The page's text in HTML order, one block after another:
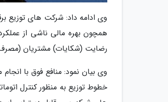
وی ادامه داد: شرکت های توزیع
همچون بهره مالی ناشی از
رضایت (شکایات) مشتریان
وی بیان نمود: منافع فوق با
خطوط توزیع به منظور کنترل